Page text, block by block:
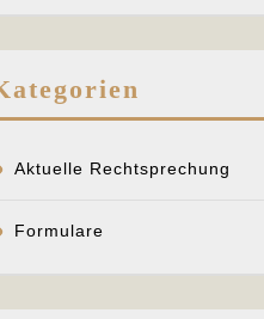
Aktuelle Rechtsprechung
Formulare